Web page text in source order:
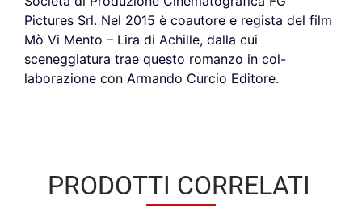
Pictures Srl. Nel 2015 è coautore e regista del film
Mò Vi Mento – Lira di Achille, dalla cui
sceneggiatura trae questo romanzo in col-
laborazione con Armando Curcio Editore.
PRODOTTI CORRELATI